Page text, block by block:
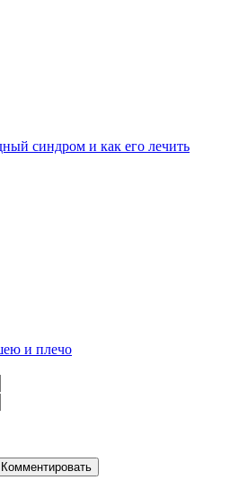
синдром и как его лечить
и плечо
Комментировать